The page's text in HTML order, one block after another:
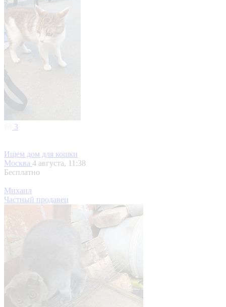
3
Ищем дом для кошки
Москва 4 августа, 11:38
Бесплатно
Михаил
Частный продавец